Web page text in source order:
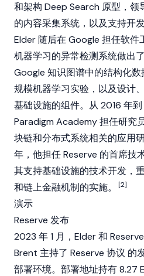
和架构 Deep Search 原型，领
的内容采集系统，以及支持开
Elder 随后在 Google 担任软件
机器学习的异常检测系统做出
Google 知识图谱中的结构化
规模机器学习实验，以及设计
基础设施的组件。从 2016 年
Paradigm Academy 担任研究
块链和分布式系统相关的应用
年，他担任Reserve 的首席技
其支持基础设施的技术开发，
和链上金融机制的实施。
[2]
演示
Reserve 发布
2023 年 1 月，Elder 和 Reserve
Brent 主持了 Reserve 协议 的
部署环境。部署地址持有 8.27